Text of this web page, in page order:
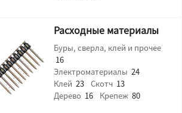
Расходные материалы
Буры, сверла, клей и прочее
16
Электроматериалы 24
Клей 23 Скотч 13
Дерево 16 Крепеж 80